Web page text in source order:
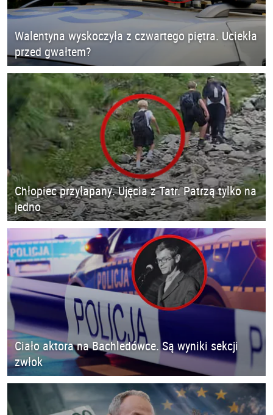
Walentyna wyskoczyła z czwartego piętra. Uciekła
przed gwałtem?
Chłopiec przyłapany. Ujęcia z Tatr. Patrzą tylko na
jedno
Ciało aktora na Bachledówce. Są wyniki sekcji
zwłok